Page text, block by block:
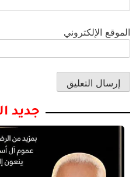
الموقع الإلكتروني
جديد